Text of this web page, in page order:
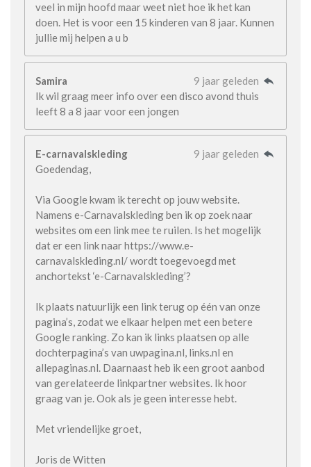
veel in mijn hoofd maar weet niet hoe ik het kan
doen. Het is voor een 15 kinderen van 8 jaar. Kunnen
jullie mij helpen a u b
Samira
9 jaar geleden
Ik wil graag meer info over een disco avond thuis
leeft 8 a 8 jaar voor een jongen
E-carnavalskleding
9 jaar geleden
Goedendag,
Via Google kwam ik terecht op jouw website.
Namens e-Carnavalskleding ben ik op zoek naar
websites om een link mee te ruilen. Is het mogelijk
dat er een link naar https://www.e-
carnavalskleding.nl/ wordt toegevoegd met
anchortekst ‘e-Carnavalskleding’?
Ik plaats natuurlijk een link terug op één van onze
pagina’s, zodat we elkaar helpen met een betere
Google ranking. Zo kan ik links plaatsen op alle
dochterpagina’s van uwpagina.nl, links.nl en
allepaginas.nl. Daarnaast heb ik een groot aanbod
van gerelateerde linkpartner websites. Ik hoor
graag van je. Ook als je geen interesse hebt.
Met vriendelijke groet,
Joris de Witten